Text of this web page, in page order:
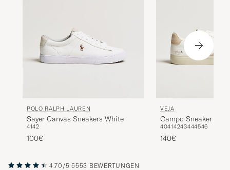
POLO RALPH LAUREN
Sayer Canvas Sneakers White
4142
100€
VEJA
Campo Sneaker
White/Almond
40414243444546
140€
4.70/5 5553 BEWERTUNGEN